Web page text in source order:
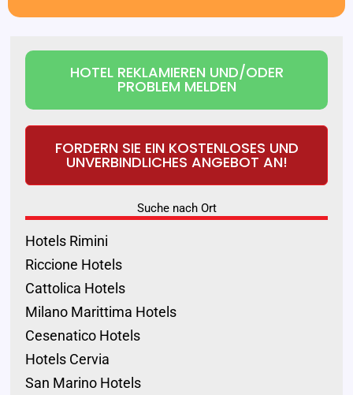
HOTEL REKLAMIEREN UND/ODER
PROBLEM MELDEN
FORDERN SIE EIN KOSTENLOSES UND
UNVERBINDLICHES ANGEBOT AN!
Suche nach Ort
Hotels Rimini
Riccione Hotels
Cattolica Hotels
Milano Marittima Hotels
Cesenatico Hotels
Hotels Cervia
San Marino Hotels